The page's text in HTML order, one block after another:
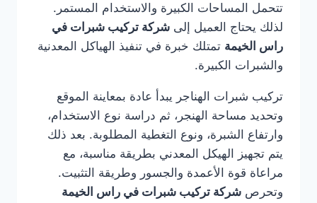
تتحمل المساحات الكبيرة والاستخدام المستمر.
لذلك يحتاج العميل إلى شركة تركيب شبرات في
راس الخيمة تمتلك خبرة في تنفيذ الهياكل المعدنية
والشبرات الكبيرة.
تركيب شبرات الهناجر يبدأ عادة بمعاينة الموقع
وتحديد مساحة الهنجر، ثم دراسة نوع الاستخدام،
وارتفاع الشبرة، ونوع التغطية المطلوبة. بعد ذلك
يتم تجهيز الهيكل المعدني بطريقة مناسبة، مع
مراعاة قوة الأعمدة والجسور وطريقة التثبيت.
وتحرص شركة تركيب شبرات في راس الخيمة